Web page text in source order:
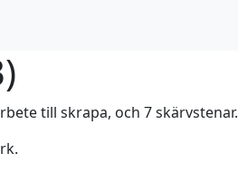
)
till skrapa, och 7 skärvstenar.